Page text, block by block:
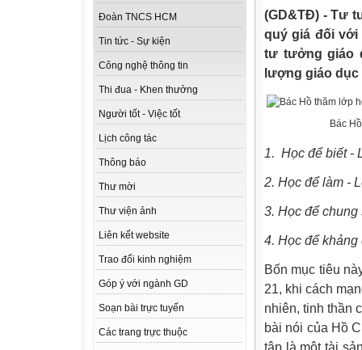
Đoàn TNCS HCM
Tin tức - Sự kiện
Công nghệ thông tin
Thi đua - Khen thưởng
Người tốt - Việc tốt
Lịch công tác
Thông báo
Thư mời
Thư viện ảnh
Liên kết website
Trao đổi kinh nghiệm
Góp ý với ngành GD
Soạn bài trực tuyến
Các trang trực thuộc
(GD&TĐ) - Tư
quý giá đối với
tư tưởng giáo
lượng giáo dục
Bác
1. Học để biết -
2. Học để làm -
3. Học để
4. Học để
Bốn mục tiêu
21, khi cách
nhiên, tinh thần
bài nói của Hồ
tập là một tài